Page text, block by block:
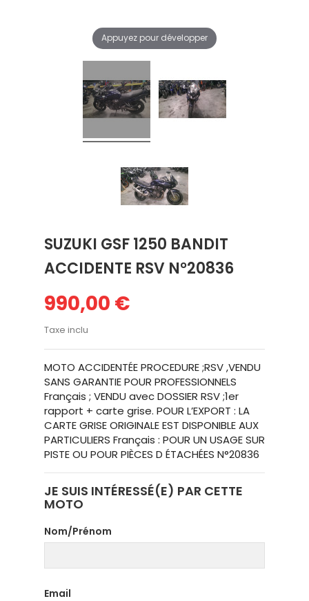
Appuyez pour développer
SUZUKI GSF 1250 BANDIT
ACCIDENTE RSV N°20836
990,00 €
Taxe inclu
MOTO ACCIDENTÉE PROCEDURE ;RSV ,VENDU
SANS GARANTIE POUR PROFESSIONNELS
Français ; VENDU avec DOSSIER RSV ;1er
rapport + carte grise. POUR L’EXPORT : LA
CARTE GRISE ORIGINALE EST DISPONIBLE AUX
PARTICULIERS Français : POUR UN USAGE SUR
PISTE OU POUR PIÈCES D ÉTACHÉES N°20836
JE SUIS INTÉRESSÉ(E) PAR CETTE
MOTO
Nom/Prénom
Email